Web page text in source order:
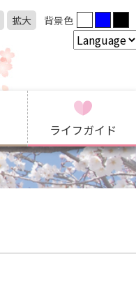
拡大 背景色
ライフガイド